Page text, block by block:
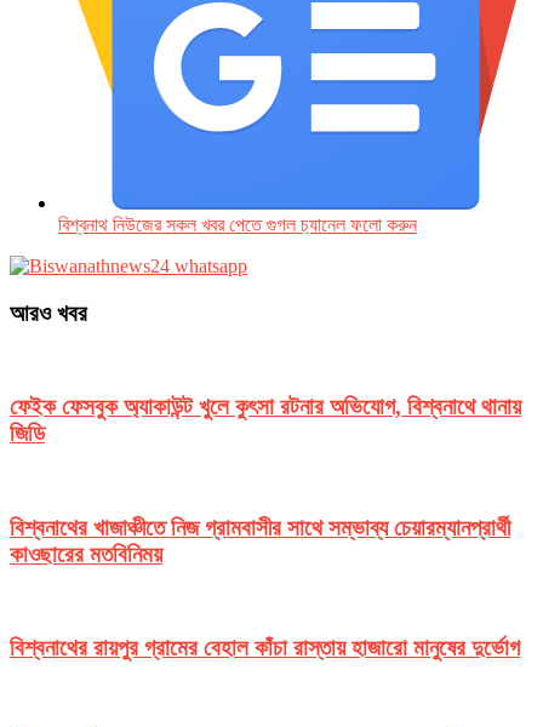
বিশ্বনাথ নিউজের সকল খবর পেতে গুগল চ‌্যানেল ফলো করুন
আরও খবর
ফেইক ফেসবুক অ্যাকাউন্ট খুলে কুৎসা রটনার অভিযোগ, বিশ্বনাথে থানায়
জিডি
বিশ্বনাথের খাজাঞ্চীতে নিজ গ্রামবাসীর সাথে সম্ভাব্য চেয়ারম্যানপ্রার্থী
কাওছারের মতবিনিময়
বিশ্বনাথের রায়পুর গ্রামের বেহাল কাঁচা রাস্তায় হাজারো মানুষের দুর্ভোগ